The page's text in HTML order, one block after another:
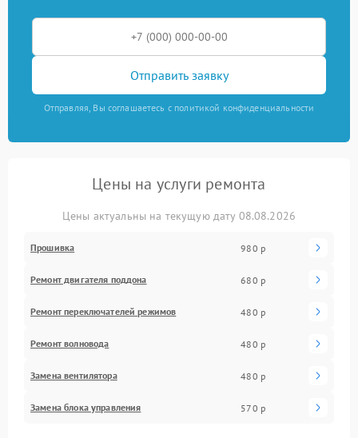
Отправить заявку
Отправляя, Вы соглашаетесь с политикой конфиденциальности
Цены на услуги ремонта
Цены актуальны на текущую дату 08.08.2026
Прошивка 980 р
Ремонт двигателя поддона 680 р
Ремонт переключателей режимов 480 р
Ремонт волновода 480 р
Замена вентилятора 480 р
Замена блока управления 570 р